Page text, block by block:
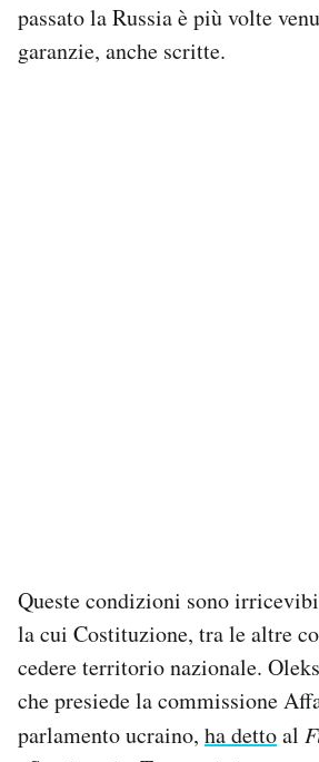
passato la Russia è più volte
garanzie, anche scritte.
Queste condizioni sono
la cui Costituzione, tra le altre
cedere territorio nazionale.
che presiede la commissione
parlamento ucraino, ha dettoal